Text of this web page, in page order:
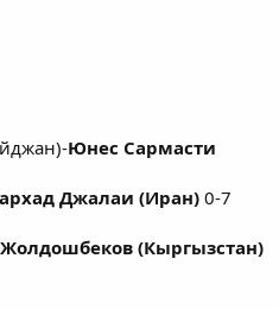
Юнес Сармасти
Джалаи (Иран)0-7
Жолдошбеков (Кыргызстан)